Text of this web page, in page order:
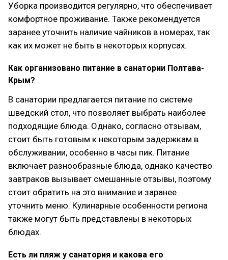
Уборка производится регулярно, что обеспечивает
комфортное проживание. Также рекомендуется
заранее уточнить наличие чайников в номерах, так
как их может не быть в некоторых корпусах.
Как организовано питание в санатории Полтава-
Крым?
В санатории предлагается питание по системе
шведский стол, что позволяет выбрать наиболее
подходящие блюда. Однако, согласно отзывам,
стоит быть готовым к некоторым задержкам в
обслуживании, особенно в часы пик. Питание
включает разнообразные блюда, однако качество
завтраков вызывает смешанные отзывы, поэтому
стоит обратить на это внимание и заранее
уточнить меню. Кулинарные особенности региона
также могут быть представлены в некоторых
блюдах.
Есть ли пляж у санатория и какова его